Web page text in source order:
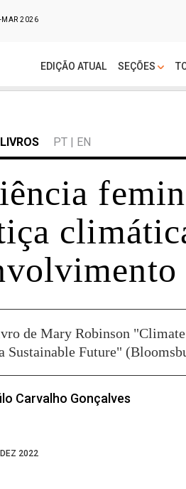
2026
EDIÇÃO ATUAL SEÇÕES
PT | EN
de Mary Robinson
Sustainable Future"
Carvalho Gonçalves
2022